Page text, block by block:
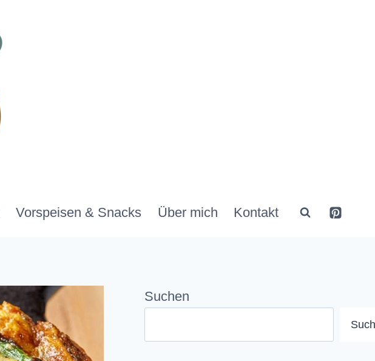
Vorspeisen & Snacks Über mich Kontakt
Suchen